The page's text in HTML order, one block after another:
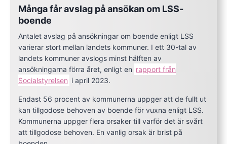
Många får avslag på ansökan om LSS-
boende
Antalet avslag på ansökningar om boende enligt LSS
varierar stort mellan landets kommuner. I ett 30-tal av
landets kommuner avslogs minst hälften av
ansökningarna förra året, enligt en rapport från
Socialstyrelsen i april 2023.
Endast 56 procent av kommunerna uppger att de fullt ut
kan tillgodose behoven av boende för vuxna enligt LSS.
Kommunerna uppger flera orsaker till varför det är svårt
att tillgodose behoven. En vanlig orsak är brist på